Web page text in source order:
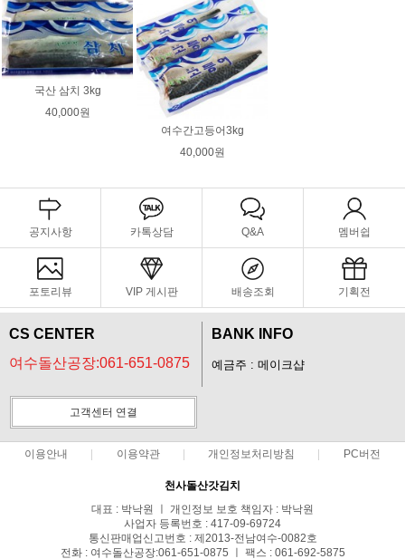
국산 삼치 3kg
40,000원
여수간고등어3kg
40,000원
공지사항 카톡상담 Q&A 멤버쉽
포토리뷰 VIP 게시판 배송조회 기획전
CS CENTER
여수돌산공장:061-651-0875
BANK INFO
예금주 : 메이크샵
고객센터 연결
이용안내 이용약관 개인정보처리방침 PC버전
천사돌산갓김치
대표 : 박낙원 ㅣ 개인정보 보호 책임자 : 박낙원
사업자 등록번호 : 417-09-69724
통신판매업신고번호 : 제2013-전남여수-0082호
전화 : 여수돌산공장:061-651-0875 ㅣ 팩스 : 061-692-5875